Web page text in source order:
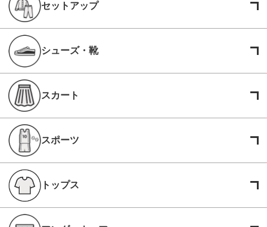
セットアップ
シューズ・靴
スカート
スポーツ
トップス